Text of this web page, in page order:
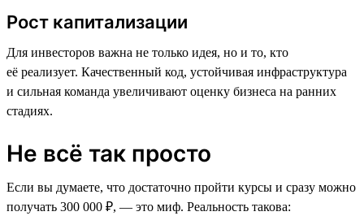
Рост капитализации
Для инвесторов важна не только идея, но и то, кто
её реализует. Качественный код, устойчивая инфраструктура
и сильная команда увеличивают оценку бизнеса на ранних
стадиях.
Не всё так просто
Если вы думаете, что достаточно пройти курсы и сразу можно
получать 300 000 ₽, — это миф. Реальность такова: